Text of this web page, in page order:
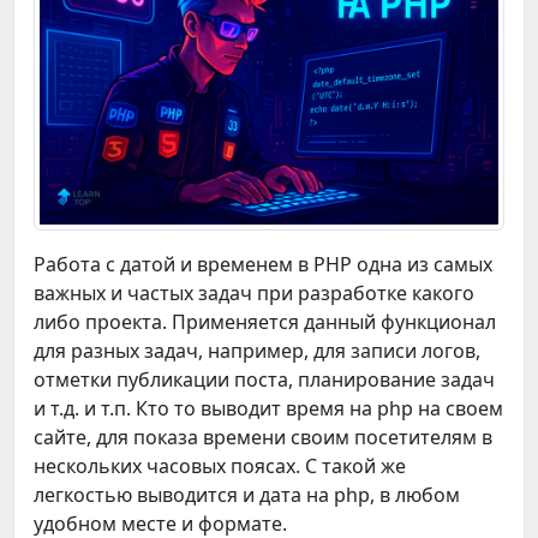
Работа с датой и временем в PHP одна из самых
важных и частых задач при разработке какого
либо проекта. Применяется данный функционал
для разных задач, например, для записи логов,
отметки публикации поста, планирование задач
и т.д. и т.п. Кто то выводит время на php на своем
сайте, для показа времени своим посетителям в
нескольких часовых поясах. С такой же
легкостью выводится и дата на php, в любом
удобном месте и формате.